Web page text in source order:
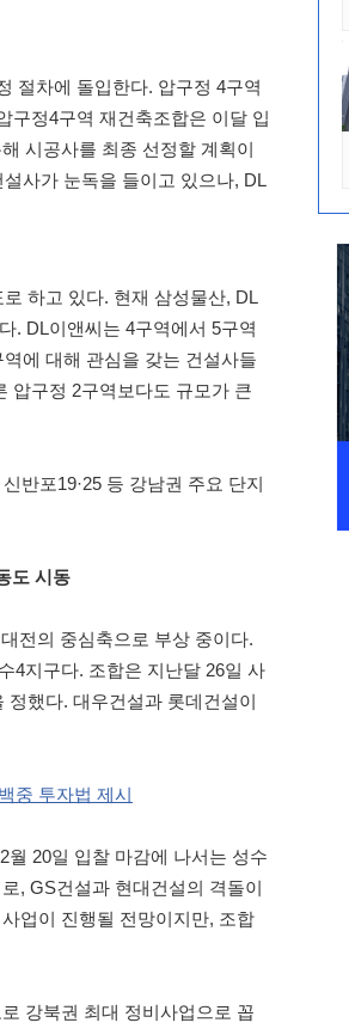
절차에 돌입한다. 압구정 4구역
구정4구역 재건축조합은 이달 입
시공사를 최종 선정할 계획이
사가 눈독을 들이고 있으나, DL
하고 있다. 현재 삼성물산, DL
. DL이앤씨는 4구역에서 5구역
에 대해 관심을 갖는 건설사들
압구정 2구역보다도 규모가 큰
포19·25 등 강남권 주요 단지
도 시동
전의 중심축으로 부상 중이다.
4지구다. 조합은 지난달 26일 사
했다. 대우건설과 롯데건설이
중 투자법 제시
월 20일 입찰 마감에 나서는 성수
, GS건설과 현대건설의 격돌이
업이 진행될 전망이지만, 조합
강북권 최대 정비사업으로 꼽